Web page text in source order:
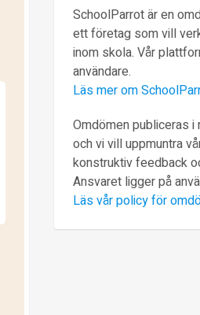
SchoolParrot är en
ett företag som vill
inom skola. Vår
användare.
Läs mer om
Omdömen publiceras
och vi vill uppmuntra
konstruktiv feedback
Ansvaret ligger på
Läs vår policy för